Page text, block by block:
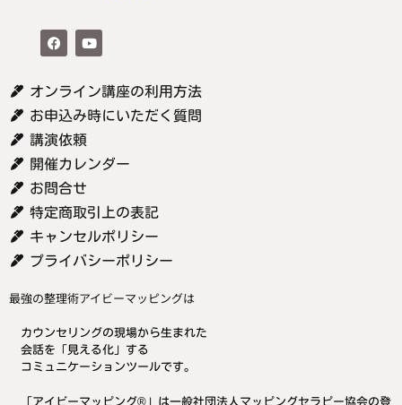
オンライン講座の利用方法
お申込み時にいただく質問
講演依頼
開催カレンダー
お問合せ
特定商取引上の表記
キャンセルポリシー
プライバシーポリシー
最強の整理術アイビーマッピングは
カウンセリングの現場から生まれた
会話を「見える化」する
コミュニケーションツールです。
「アイビーマッピング®」は一般社団法人マッピングセラピー協会の登